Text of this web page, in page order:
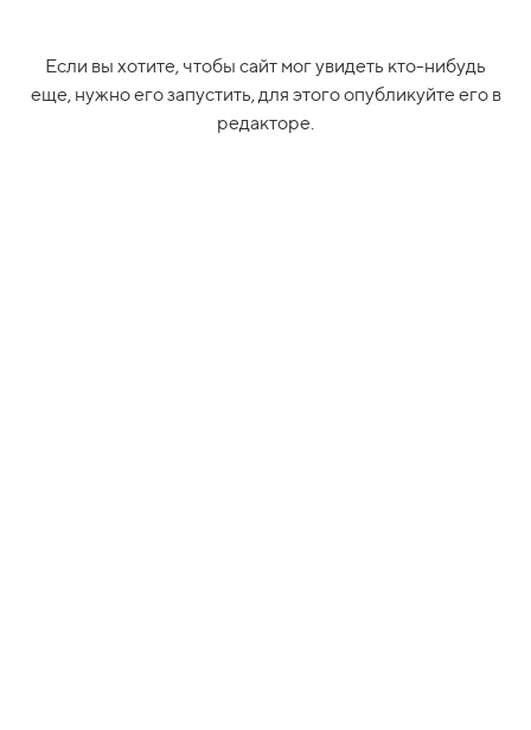
Если вы хотите, чтобы сайт мог увидеть кто-нибудь
еще, нужно его запустить, для этого опубликуйте его в
редакторе.